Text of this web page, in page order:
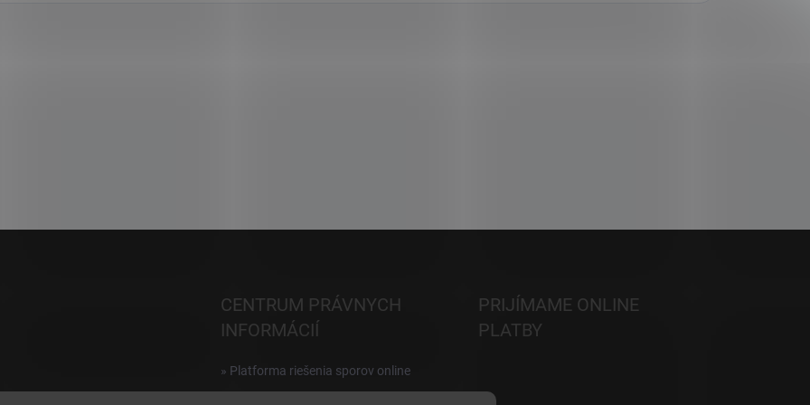
CENTRUM PRÁVNYCH
INFORMÁCIÍ
» Platforma riešenia sporov online
PRIJÍMAME ONLINE
PLATBY